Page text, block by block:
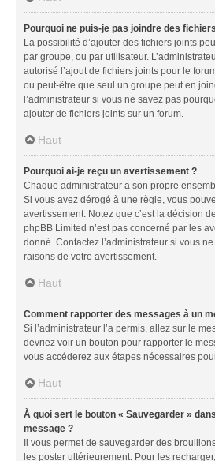
Pourquoi ne puis-je pas joindre des
La possibilité d’ajouter des fichiers joints
par groupe, ou par utilisateur.
autorisé l’ajout de fichiers joints pour le
ou peut-être que seul un groupe peut en
l’administrateur si vous ne savez pas
ajouter de fichiers joints sur un forum.
Haut
Pourquoi ai-je reçu un avertissement ?
Chaque administrateur a son propre
Si vous avez dérogé à une règle, vous
avertissement. Notez que c’est la décision
phpBB Limited n’est pas concerné par les
donné. Contactez l’administrateur si vous
raisons de votre avertissement.
Haut
Comment rapporter des messages à un
Si l’administrateur l’a permis, allez sur le
devriez voir un bouton pour rapporter le
vous accéderez aux étapes nécessaires
Haut
À quoi sert le bouton « Sauvegarder »
message ?
Il vous permet de sauvegarder des
les poster ultérieurement. Pour les